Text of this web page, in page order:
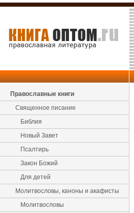
Православные книги
Священное писание
Библия
Новый Завет
Псалтирь
Закон Божий
Для детей
Молитвословы, каноны и акафисты
Молитвословы